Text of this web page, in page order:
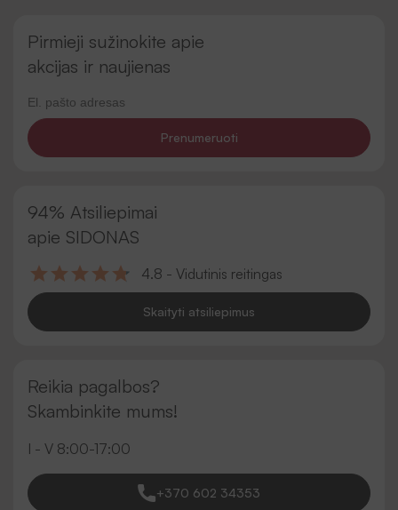
Pirmieji sužinokite apie
akcijas ir naujienas
Prenumeruoti
94% Atsiliepimai
apie SIDONAS
4.8 - Vidutinis reitingas
Skaityti atsiliepimus
Reikia pagalbos?
Skambinkite mums!
I - V 8:00-17:00
+370 602 34353